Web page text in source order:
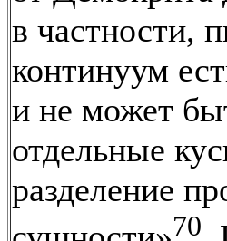
в частности,
континуум
и не может
отдельные
разделение
70